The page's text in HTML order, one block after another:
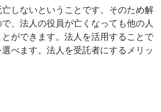
しないということです。そのため解
、法人の役員が亡くなっても他の人
ができます。法人を活用することで
べます。法人を受託者にするメリッ